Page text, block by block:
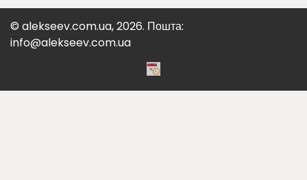
© alekseev.com.ua, 2026. Пошта:
info@alekseev.com.ua